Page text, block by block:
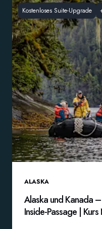
Kostenloses Suite-Upgrade
ALASKA
Alaska und Kanada
Inside-Passage |